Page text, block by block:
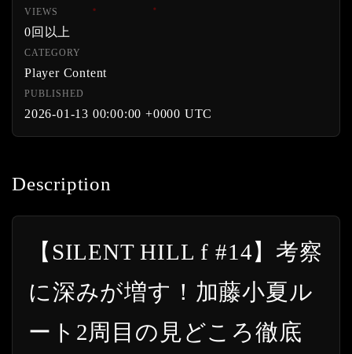
VIEWS
0回以上
CATEGORY
Player Content
PUBLISHED
2026-01-13 00:00:00 +0000 UTC
Description
【SILENT HILL f #14】考察
に深みが増す！加藤小夏ル
ート2周目の見どころ徹底